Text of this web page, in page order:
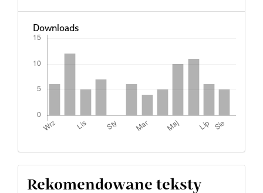
Downloads
Rekomendowane teksty